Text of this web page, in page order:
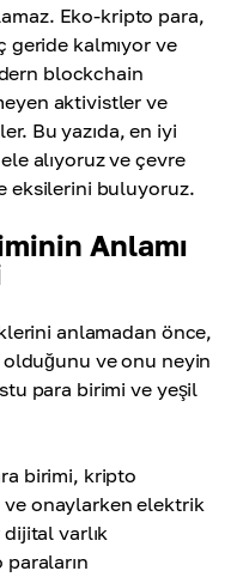
Eko-kripto para,
geride kalmıyor ve
blockchain
aktivistler ve
Bu yazıda, en iyi
alıyoruz ve çevre
eksilerini buluyoruz.
Anlamı
anlamadan önce,
ve onu neyin
para birimi ve yeşil
birimi, kripto
onaylarken elektrik
varlık